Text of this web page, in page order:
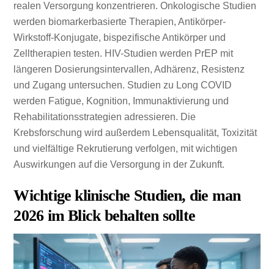
realen Versorgung konzentrieren. Onkologische Studien
werden biomarkerbasierte Therapien, Antikörper-
Wirkstoff-Konjugate, bispezifische Antikörper und
Zelltherapien testen. HIV-Studien werden PrEP mit
längeren Dosierungsintervallen, Adhärenz, Resistenz
und Zugang untersuchen. Studien zu Long COVID
werden Fatigue, Kognition, Immunaktivierung und
Rehabilitationsstrategien adressieren. Die
Krebsforschung wird außerdem Lebensqualität, Toxizität
und vielfältige Rekrutierung verfolgen, mit wichtigen
Auswirkungen auf die Versorgung in der Zukunft.
Wichtige klinische Studien, die man
2026 im Blick behalten sollte